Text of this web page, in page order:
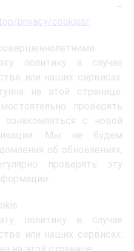
–
privacy/cookies/
политику в случае
или наших сервисах.
на этой странице.
проверять
с новой
Мы не будем
об обновлениях,
проверять эту
политику в случае
или наших сервисах.